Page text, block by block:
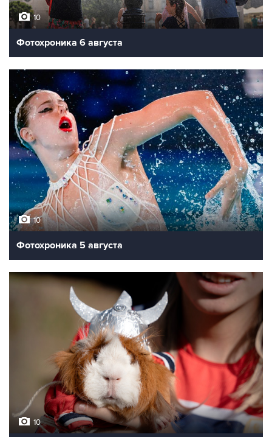
10
Фотохроника 6 августа
10
Фотохроника 5 августа
10